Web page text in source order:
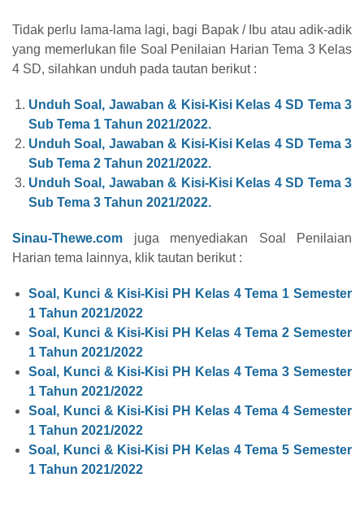
Tidak perlu lama-lama lagi, bagi Bapak / Ibu atau adik-adik
yang memerlukan file Soal Penilaian Harian Tema 3 Kelas
4 SD, silahkan unduh pada tautan berikut :
Unduh Soal, Jawaban & Kisi-Kisi Kelas 4 SD Tema 3
Sub Tema 1 Tahun 2021/2022.
Unduh Soal, Jawaban & Kisi-Kisi Kelas 4 SD Tema 3
Sub Tema 2 Tahun 2021/2022.
Unduh Soal, Jawaban & Kisi-Kisi Kelas 4 SD Tema 3
Sub Tema 3 Tahun 2021/2022.
Sinau-Thewe.com juga menyediakan Soal Penilaian
Harian tema lainnya, klik tautan berikut :
Soal, Kunci & Kisi-Kisi PH Kelas 4 Tema 1 Semester
1 Tahun 2021/2022
Soal, Kunci & Kisi-Kisi PH Kelas 4 Tema 2 Semester
1 Tahun 2021/2022
Soal, Kunci & Kisi-Kisi PH Kelas 4 Tema 3 Semester
1 Tahun 2021/2022
Soal, Kunci & Kisi-Kisi PH Kelas 4 Tema 4 Semester
1 Tahun 2021/2022
Soal, Kunci & Kisi-Kisi PH Kelas 4 Tema 5 Semester
1 Tahun 2021/2022